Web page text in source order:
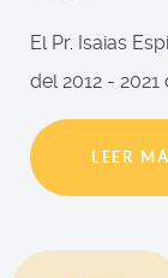
El Pr. Isaias
del 2012 -
LEER